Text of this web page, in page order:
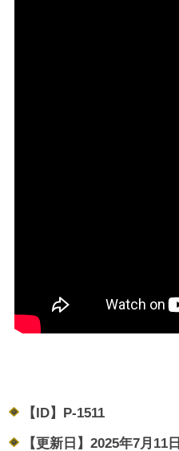
【ID】 P-1511
【更新日】 2025年7月11日